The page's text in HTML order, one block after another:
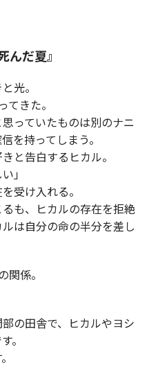
だ夏』
光。
きた。
っていたものは別のナニ
を持ってしまう。
と告白するヒカル。
」
受け入れる。
も、ヒカルの存在を拒絶
は自分の命の半分を差し
係。
の田舎で、ヒカルやヨシ
。